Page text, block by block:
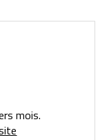
mois.